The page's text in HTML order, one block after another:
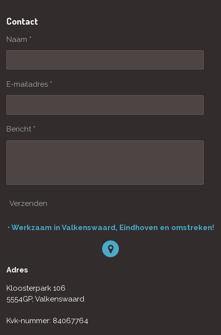
Contact
Naam *
E-mailadres *
Bericht *
Verzenden
• Werkzaam in Valkenswaard, Eindhoven en omstreken!
Adres
Kloosterpark 106
5554GP, Valkenswaard
Kvk-nummer: 84067764